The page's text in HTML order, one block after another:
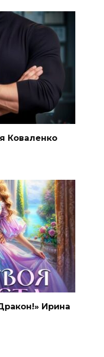
Коваленко
Ирина